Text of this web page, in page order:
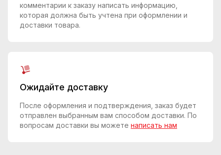
комментарии к заказу написать информацию,
которая должна быть учтена при оформлении и
доставки товара.
Ожидайте доставку
После оформления и подтверждения, заказ будет
отправлен выбранным вам способом доставки. По
вопросам доставки вы можете написать нам